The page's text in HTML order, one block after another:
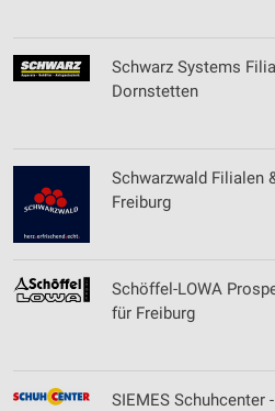
Schwarz Systems
Dornstetten
Schwarzwald Filialen
Freiburg
Schöffel-LOWA
für Freiburg
SIEMES Schuhcenter